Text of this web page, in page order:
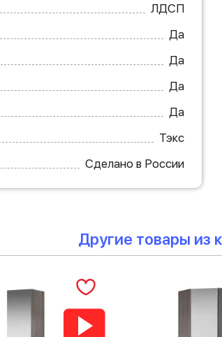
ЛДСП
Да
Да
Да
Да
Тэкс
Сделано в России
Другие товары из